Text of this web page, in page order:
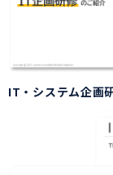
IT・システム企画